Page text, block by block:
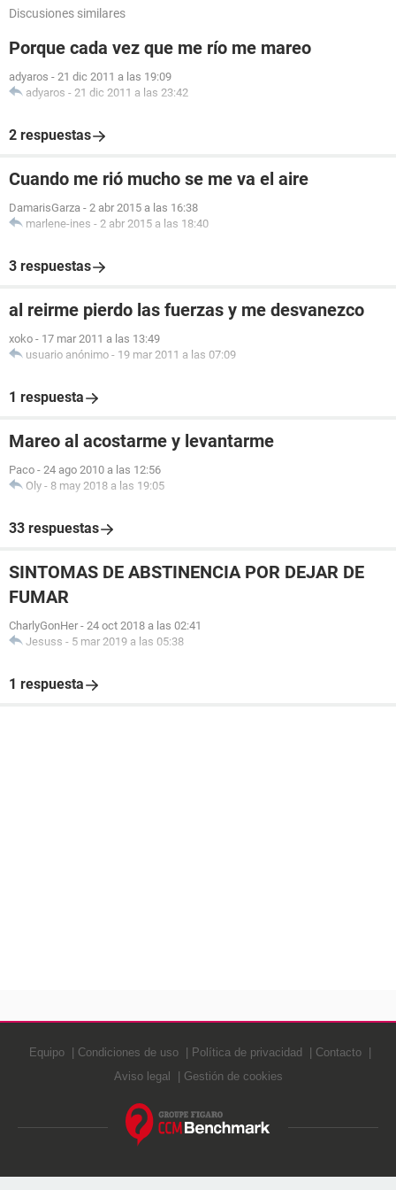
Discusiones similares
Porque cada vez que me río me mareo
adyaros - 21 dic 2011 a las 19:09
adyaros - 21 dic 2011 a las 23:42
2 respuestas
Cuando me rió mucho se me va el aire
DamarisGarza - 2 abr 2015 a las 16:38
marlene-ines - 2 abr 2015 a las 18:40
3 respuestas
al reirme pierdo las fuerzas y me desvanezco
xoko - 17 mar 2011 a las 13:49
usuario anónimo - 19 mar 2011 a las 07:09
1 respuesta
Mareo al acostarme y levantarme
Paco - 24 ago 2010 a las 12:56
Oly - 8 may 2018 a las 19:05
33 respuestas
SINTOMAS DE ABSTINENCIA POR DEJAR DE
FUMAR
CharlyGonHer - 24 oct 2018 a las 02:41
Jesuss - 5 mar 2019 a las 05:38
1 respuesta
Equipo Condiciones de uso Política de privacidad
Contacto
Aviso legal
Gestión de cookies